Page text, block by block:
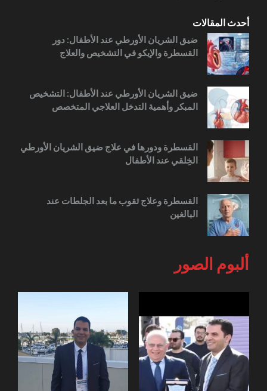
أحدث المقالات
ضيق الشريان الأورطي عند الأطفال: دور
القسطرة والإيكو في التشخيص والعلاج
ضيق الشريان الأورطي عند الأطفال: التشخيص
المبكر وأهمية التدخل العلاجي المتخصص
القسطرة ودورها في علاج ضيق الشريان الأورطي
الخِلقي عند الأطفال
القسطرة وعلاج ثقوب ما بعد الجلطات عند
البالغين
ألبوم الصور